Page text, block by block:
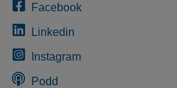
Facebook
Linkedin
Instagram
Podd